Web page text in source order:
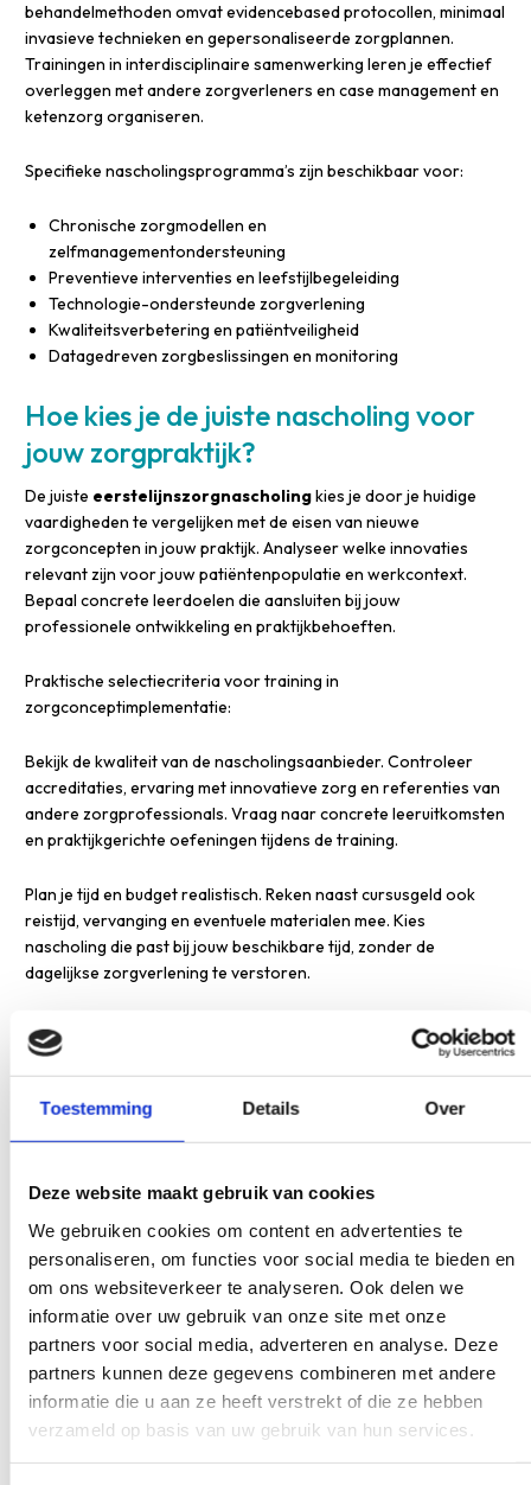
Toestemming Details Over
Deze website maakt gebruik van cookies
We gebruiken cookies om content en advertenties te
personaliseren, om functies voor social media te bieden en
om ons websiteverkeer te analyseren. Ook delen we
informatie over uw gebruik van onze site met onze
partners voor social media, adverteren en analyse. Deze
partners kunnen deze gegevens combineren met andere
informatie die u aan ze heeft verstrekt of die ze hebben
verzameld op basis van uw gebruik van hun services.
behandelmethoden omvat evidencebased protocollen, minimaal
invasieve technieken en gepersonaliseerde zorgplannen.
Trainingen in interdisciplinaire samenwerking leren je effectief
overleggen met andere zorgverleners en case management en
ketenzorg organiseren.
Specifieke nascholingsprogramma’s zijn beschikbaar voor:
Chronische zorgmodellen en
zelfmanagementondersteuning
Preventieve interventies en leefstijlbegeleiding
Technologie-ondersteunde zorgverlening
Kwaliteitsverbetering en patiëntveiligheid
Datagedreven zorgbeslissingen en monitoring
Hoe kies je de juiste nascholing voor
jouw zorgpraktijk?
De juiste eerstelijnszorgnascholingkies je door je huidige
vaardigheden te vergelijken met de eisen van nieuwe
zorgconcepten in jouw praktijk. Analyseer welke innovaties
relevant zijn voor jouw patiëntenpopulatie en werkcontext.
Bepaal concrete leerdoelen die aansluiten bij jouw
professionele ontwikkeling en praktijkbehoeften.
Praktische selectiecriteria voor training in
zorgconceptimplementatie:
Bekijk de kwaliteit van de nascholingsaanbieder. Controleer
accreditaties, ervaring met innovatieve zorg en referenties van
andere zorgprofessionals. Vraag naar concrete leeruitkomsten
en praktijkgerichte oefeningen tijdens de training.
Plan je tijd en budget realistisch. Reken naast cursusgeld ook
reistijd, vervanging en eventuele materialen mee. Kies
nascholing die past bij jouw beschikbare tijd, zonder de
dagelijkse zorgverlening te verstoren.
Overleg met collega’s over hun ervaringen met specifieke
nascholingsprogramma’s. Vraag je werkgever naar
ondersteuning en mogelijkheden voor teamgerichte bijscholing.
Zo vergroot je de kans dat nieuwe kennis succesvol wordt
Wat zijn veelvoorkomende
uitdagingen bij nascholing voor
nieuwe zorgconcepten?
Tijdgebrek is de grootste uitdaging bijmedische nascholing
rond innovatie
. Zorgprofessionals hebben drukke roosters
en vinden moeilijk tijd voor bijscholing. Kosten vormen een
tweede obstakel, vooral voor zelfstandige praktijken met
beperkte budgetten. Kwaliteitsbewaking van
nascholingsaanbieders kan lastig zijn door het nieuwe karakter
van innovatieve zorgconcepten.